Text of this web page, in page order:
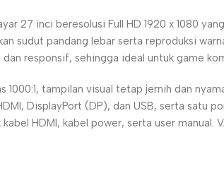
27 inci beresolusi Full HD 1920 x 1080
sudut pandang lebar serta reproduksi
responsif, sehingga ideal untuk game
tampilan visual tetap jernih dan
DisplayPort (DP), dan USB, serta satu
HDMI, kabel power, serta user